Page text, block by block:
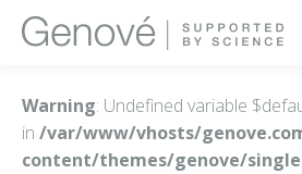
Warning: Undefined variable
in /var/www/vhosts/
content/themes/genove/